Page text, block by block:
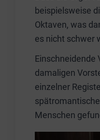
beispielsweise
Oktaven, was
es nicht schwer
Einschneidende
damaligen
einzelner
Menschen